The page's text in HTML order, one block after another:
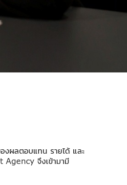
งผลตอบแทน รายได้ และ
Agency จึงเข้ามามี